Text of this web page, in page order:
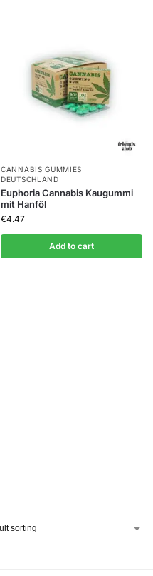
CANNABIS GUMMIES
DEUTSCHLAND
Euphoria Cannabis Kaugummi
mit Hanföl
€4.47
Add to cart